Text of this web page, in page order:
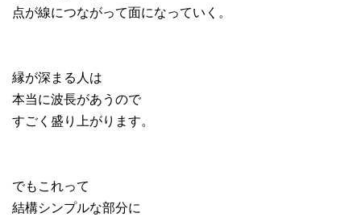
点が線につながって面になっていく。
縁が深まる人は
本当に波長があうので
すごく盛り上がります。
でもこれって
結構シンプルな部分に